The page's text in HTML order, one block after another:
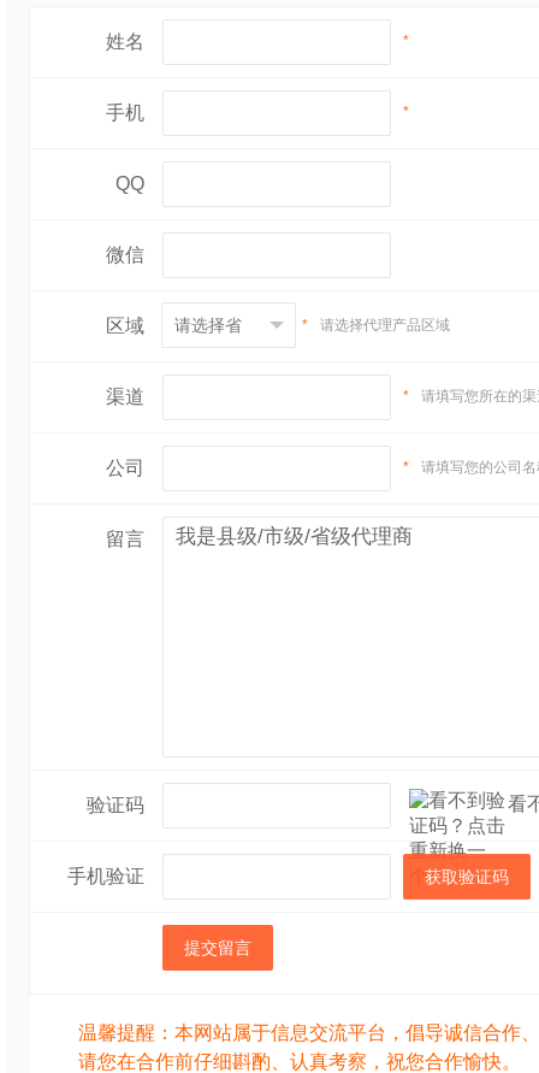
姓名 *
手机 *
QQ
微信
区域 * 请选择代理产品区域
渠道 * 请填写您所在的
公司 * 请填写您的公司
留言
验证码 看
手机验证 获取验证码
提交留言
温馨提醒：本网站属于信息交流平台，倡导诚信合作
请您在合作前仔细斟酌、认真考察，祝您合作愉快。